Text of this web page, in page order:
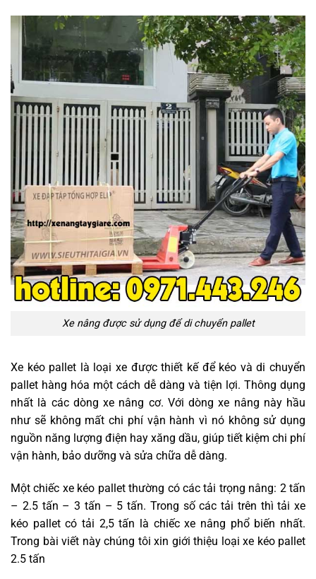
Xe nâng được sử dụng để di chuyển pallet
Xe kéo pallet là loại xe được thiết kế để kéo và di chuyển
pallet hàng hóa một cách dễ dàng và tiện lợi. Thông dụng
nhất là các dòng xe nâng cơ. Với dòng xe nâng này hầu
như sẽ không mất chi phí vận hành vì nó không sử dụng
nguồn năng lượng điện hay xăng dầu, giúp tiết kiệm chi phí
vận hành, bảo dưỡng và sửa chữa dễ dàng.
Một chiếc xe kéo pallet thường có các tải trọng nâng: 2 tấn
– 2.5 tấn – 3 tấn – 5 tấn. Trong số các tải trên thì tải xe
kéo pallet có tải 2,5 tấn là chiếc xe nâng phổ biến nhất.
Trong bài viết này chúng tôi xin giới thiệu loại xe kéo pallet
2.5 tấn